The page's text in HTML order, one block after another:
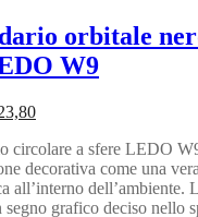
orbitale
W9
Il
attuale
è:
€223,80.
circolare a sfere LEDO
decorativa come una
all’interno dell’ambiente.
segno grafico deciso nello